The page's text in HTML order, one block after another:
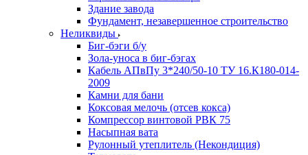
Здание завода
Фундамент, незавершенное строительство
Неликвиды
Биг-бэги б/у
Зола-уноса в биг-бэгах
Кабель АПвПу 3*240/50-10 ТУ 16.К180-014-
2009
Камни для бани
Коксовая мелочь (отсев кокса)
Компрессор винтовой РВК 75
Насыпная вата
Рулонный утеплитель (Некондиция)